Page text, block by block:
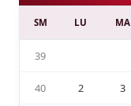
SM LU MA
39
40 2 3